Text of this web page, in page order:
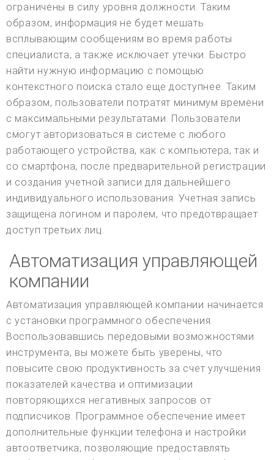
ограничены в силу уровня должности. Таким
образом, информация не будет мешать
всплывающим сообщениям во время работы
специалиста, а также исключает утечки. Быстро
найти нужную информацию с помощью
контекстного поиска стало еще доступнее. Таким
образом, пользователи потратят минимум времени
с максимальными результатами. Пользователи
смогут авторизоваться в системе с любого
работающего устройства, как с компьютера, так и
со смартфона, после предварительной регистрации
и создания учетной записи для дальнейшего
индивидуального использования. Учетная запись
защищена логином и паролем, что предотвращает
доступ третьих лиц.
Автоматизация управляющей
компании
Автоматизация управляющей компании начинается
с установки программного обеспечения.
Воспользовавшись передовыми возможностями
инструмента, вы можете быть уверены, что
повысите свою продуктивность за счет улучшения
показателей качества и оптимизации
повторяющихся негативных запросов от
подписчиков. Программное обеспечение имеет
дополнительные функции телефона и настройки
автоответчика, позволяющие предоставлять